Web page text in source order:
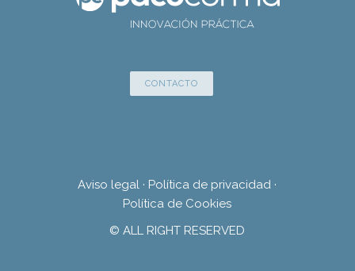
CONTACTO
Aviso legal · Política de privacidad ·
Política de Cookies
© ALL RIGHT RESERVED